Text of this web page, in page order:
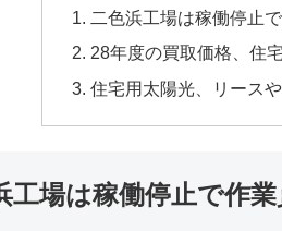
二色浜工場は稼働停止
28年度の買取価格、住
住宅用太陽光、リース
工場は稼働停止で作